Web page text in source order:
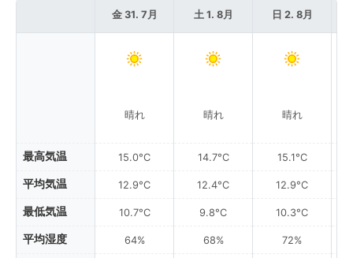
最高気温
平均気温
最低気温
平均湿度
金 31. 7月
晴れ
15.0°C
12.9°C
10.7°C
64%
土 1. 8月
晴れ
14.7°C
12.4°C
9.8°C
68%
日 2. 8月
晴れ
15.1°C
12.9°C
10.3°C
72%